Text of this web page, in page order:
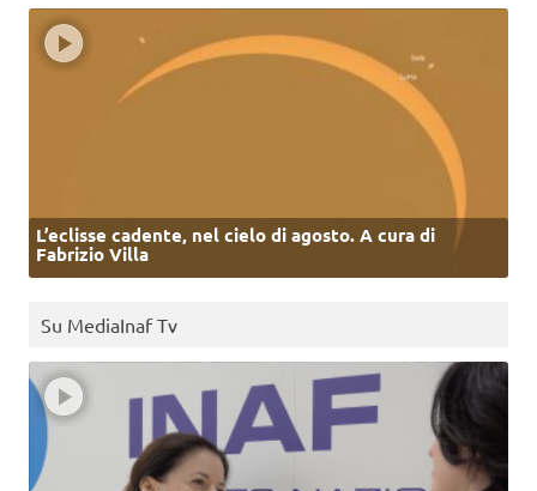
L’eclisse cadente, nel cielo di agosto. A cura di
Fabrizio Villa
Su MediaInaf Tv